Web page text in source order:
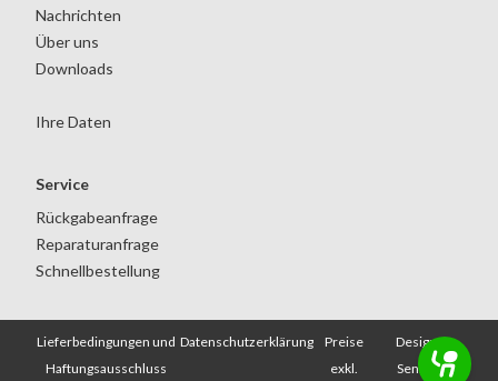
Nachrichten
Über uns
Downloads
Ihre Daten
Service
Rückgabeanfrage
Reparaturanfrage
Schnellbestellung
Lieferbedingungen und
Haftungsausschluss
Datenschutzerklärung
Preise
exkl.
Design:
Senang